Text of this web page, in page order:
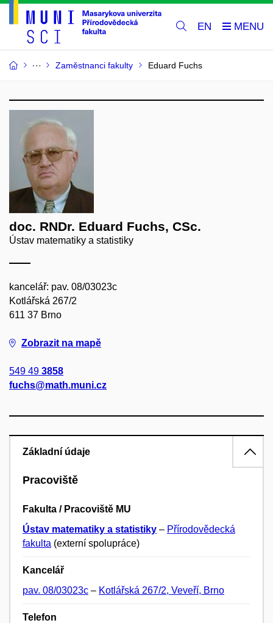
EN
Zaměstnanci fakulty Eduard Fuchs
doc. RNDr. Eduard Fuchs, CSc.
Ústav matematiky a statistiky
kancelář: pav. 08/03023c
Kotlářská 267/2
611 37 Brno
Zobrazit na mapě
549 49 3858
fuchs@math.muni.cz
Základní údaje
Pracoviště
Fakulta / Pracoviště MU
Ústav matematiky a statistiky – Přírodovědecká
fakulta (externí spolupráce)
Kancelář
pav. 08/03023c – Kotlářská 267/2, Veveří, Brno
Telefon